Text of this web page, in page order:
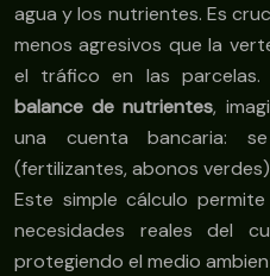
agua y los nutrientes. Es
menos agresivos que la
el tráfico en las parcelas.
balance de nutrientes,
una cuenta bancaria:
(fertilizantes, abonos
Este simple cálculo
necesidades reales del
protegiendo el medio